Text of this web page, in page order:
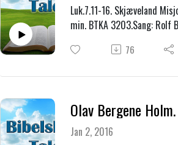
Luk.7.11-16. Skjæveland
min. BTKA 3203.Sang: Rolf
76
Jan 2, 2016